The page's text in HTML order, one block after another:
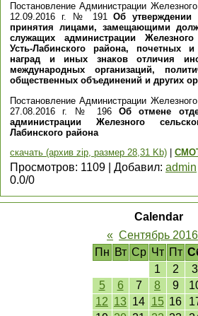
Постановление Администрации
12.09.2016 г. № 191Об
принятия лицами, замещающими
служащих администрации Железного
Усть-Лабинского района, почетных
наград и иных знаков отличия
международных организаций,
общественных объединений и других
Постановление Администрации
27.08.2016 г. № 196 Об отмене
администрации Железного
Лабинского района
скачать (архив zip, размер 28,31 Kb)
Просмотров: 1109 Добавил: admin
0.0/0
Calendar
« Сентябрь 2016
Пн Вт Ср Чт Пт
1
2 3
5
6 7 8 9
12 13 14 15 16